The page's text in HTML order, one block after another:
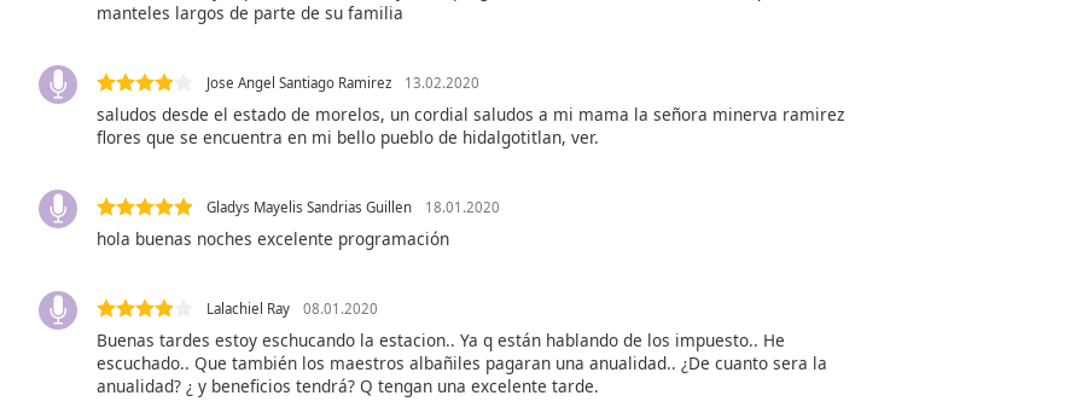
Audio
Picture
Fullscreen
modal
manteles largos de parte de su familia
Jose Angel Santiago Ramirez 13.02.2020
saludos desde el estado de morelos, un cordial saludos a mi mama la señora minerva ramirez
flores que se encuentra en mi bello pueblo de hidalgotitlan, ver.
Gladys Mayelis Sandrias Guillen 18.01.2020
hola buenas noches excelente programación
Lalachiel Ray 08.01.2020
Buenas tardes estoy eschucando la estacion.. Ya q están hablando de los impuesto.. He
escuchado.. Que también los maestros albañiles pagaran una anualidad.. ¿De cuanto sera la
anualidad? ¿ y beneficios tendrá? Q tengan una excelente tarde.